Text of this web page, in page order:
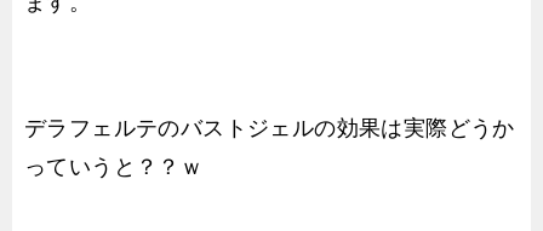
デラフェルテのバストジェルの効果は実際どうか
っていうと？？ｗ